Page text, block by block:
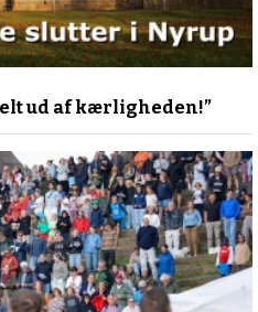
ud af kærligheden!”